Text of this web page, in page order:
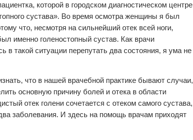
которой в городском диагностическом центре
сустава». Во время осмотра женщины я был
что, несмотря на сильнейший отек всей ноги,
именно голеностопный сустав. Как врачи
в такой ситуации перепутать два состояния, я ума не
что в нашей врачебной практике бывают случаи,
основную причину болей и отека в области
отек голени сочетается с отеком самого сустава,
заболевания. И здесь на помощь врачам приходят